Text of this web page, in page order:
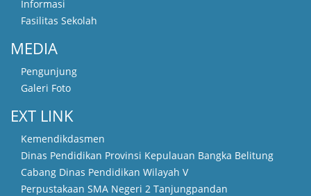
Informasi
Fasilitas Sekolah
MEDIA
Pengunjung
Galeri Foto
EXT LINK
Kemendikdasmen
Dinas Pendidikan Provinsi Kepulauan Bangka Belitung
Cabang Dinas Pendidikan Wilayah V
Perpustakaan SMA Negeri 2 Tanjungpandan